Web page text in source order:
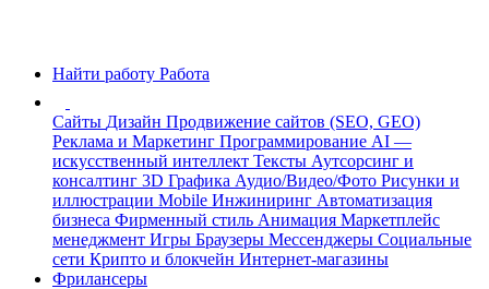
Найти работу Работа
Сайты Дизайн Продвижение сайтов (SEO, GEO)
Реклама и Маркетинг Программирование AI —
искусственный интеллект Тексты Аутсорсинг и
консалтинг 3D Графика Аудио/Видео/Фото Рисунки и
иллюстрации Mobile Инжиниринг Автоматизация
бизнеса Фирменный стиль Анимация Маркетплейс
менеджмент Игры Браузеры Мессенджеры Социальные
сети Крипто и блокчейн Интернет-магазины
Фрилансеры